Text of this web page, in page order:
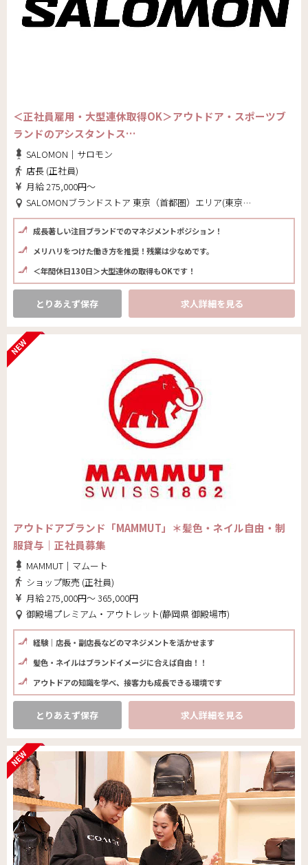
＜正社員雇用・大型連休取得OK＞アウトドア・スポーツブ
ランドのアシスタントス…
SALOMON｜サロモン
店長 (正社員)
月給 275,000円～
SALOMONブランドストア 東京（首都圏）エリア(東京都 豊島区)
成長著しい注目ブランドでのマネジメントポジション！
メリハリをつけた働き方を推奨！残業は少なめです。
＜年間休日130日＞大型連休の取得もOKです！
とりあえず保存 求人詳細を見る
アウトドアブランド「MAMMUT」＊髪色・ネイル自由・制
服貸与｜正社員募集
MAMMUT｜マムート
ショップ販売 (正社員)
月給 275,000円～ 365,000円
御殿場プレミアム・アウトレット(静岡県 御殿場市)
経験｜店長・副店長などのマネジメントを活かせます
髪色・ネイルはブランドイメージに合えば自由！！
アウトドアの知識を学べ、接客力も成長できる環境です
とりあえず保存 求人詳細を見る